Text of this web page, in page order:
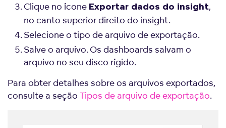
Clique no ícone Exportar dados do insight,
no canto superior direito do insight.
Selecione o tipo de arquivo de exportação.
Salve o arquivo. Os dashboards salvam o
arquivo no seu disco rígido.
Para obter detalhes sobre os arquivos exportados,
consulte a seção Tipos de arquivo de exportação.